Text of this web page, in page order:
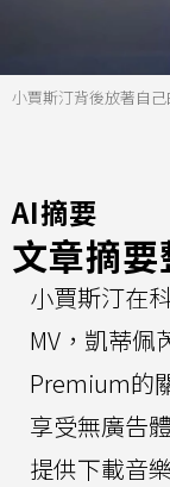
小賈斯汀背後放著自
AI摘要
文章摘要
小賈斯汀在
MV，凱蒂佩
Premium的
享受無廣告
提供下載音